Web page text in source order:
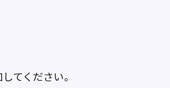
てください。